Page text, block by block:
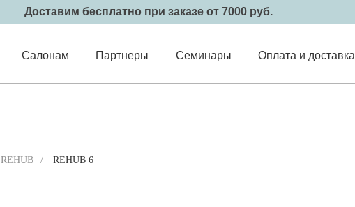
Салонам Партнеры Семинары Оплата и доставка
Доставим бесплатно при заказе от 7000 руб.
REHUB / REHUB 6